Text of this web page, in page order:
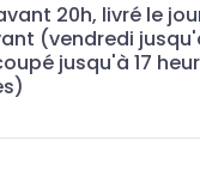
20h, livré le
(vendredi
jusqu'à 17